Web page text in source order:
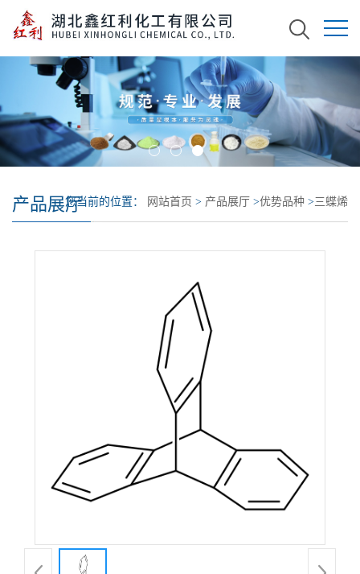
产品展厅您当前的位置： 网站首页 > 产品展厅 >优势品种 >三蝶烯